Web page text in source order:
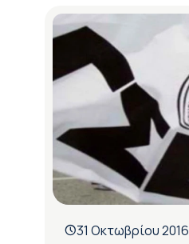
31 Οκτωβρίου 2016